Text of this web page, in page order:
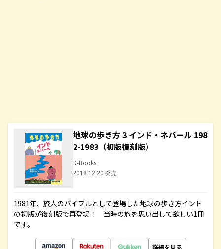
地球の歩き方 3 インド・ネパール 198
2-1983（初版復刻版）
D-Books
2018.12.20 発売
1981年、旅人のバイブルとして登場した地球の歩き方インド
の初版が復刻版で再登場！ 当時の旅を思い出して欲しい1冊
です。
詳細を見る